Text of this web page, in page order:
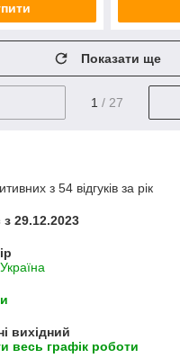
Показати ще
1 / 27
з 54 відгуків за рік
29.12.2023
вихідний
весь графік роботи